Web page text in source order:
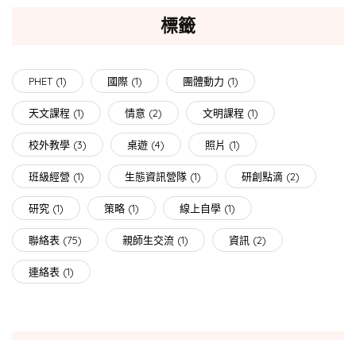
標籤
PHET(1) 國際 (1) 團體動力 (1)
天文課程 (1) 情意 (2) 文明課程 (1)
校外教學 (3) 桌遊 (4) 照片 (1)
班級經營 (1) 生態資訊營隊 (1) 研創點滴 (2)
研究 (1) 策略 (1) 線上自學 (1)
聯絡表 (75) 親師生交流 (1) 資訊 (2)
連絡表 (1)